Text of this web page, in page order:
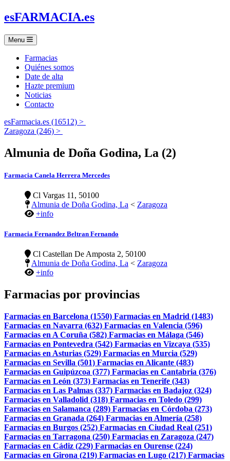
esFARMACIA.es
Menu
Farmacias
Quiénes somos
Date de alta
Hazte premium
Noticias
Contacto
esFarmacia.es (16512) >
Zaragoza (246) >
Almunia de Doña Godina, La (2)
Farmacia Canela Herrera Mercedes
Cl Vargas 11, 50100
Almunia de Doña Godina, La < Zaragoza
+info
Farmacia Fernandez Beltran Fernando
Cl Castellan De Amposta 2, 50100
Almunia de Doña Godina, La < Zaragoza
+info
Farmacias por provincias
Farmacias en Barcelona (1550) Farmacias en Madrid (1483)
Farmacias en Navarra (632) Farmacias en Valencia (596)
Farmacias en A Coruña (582) Farmacias en Málaga (546)
Farmacias en Pontevedra (542) Farmacias en Vizcaya (535)
Farmacias en Asturias (529) Farmacias en Murcia (529)
Farmacias en Sevilla (501) Farmacias en Alicante (483)
Farmacias en Guipúzcoa (377) Farmacias en Cantabria (376)
Farmacias en León (373) Farmacias en Tenerife (343)
Farmacias en Las Palmas (337) Farmacias en Badajoz (324)
Farmacias en Valladolid (318) Farmacias en Toledo (299)
Farmacias en Salamanca (289) Farmacias en Córdoba (273)
Farmacias en Granada (264) Farmacias en Almería (258)
Farmacias en Burgos (252) Farmacias en Ciudad Real (251)
Farmacias en Tarragona (250) Farmacias en Zaragoza (247)
Farmacias en Cádiz (229) Farmacias en Ourense (224)
Farmacias en Girona (219) Farmacias en Lugo (217) Farmacias